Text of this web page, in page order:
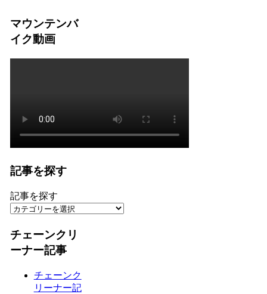
マウンテンバ
イク動画
記事を探す
記事を探す
チェーンクリ
ーナー記事
チェーンク
リーナー記